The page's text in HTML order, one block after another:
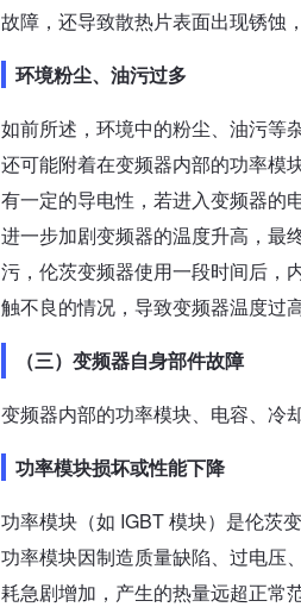
故障，还导致散热片表面出现锈蚀
环境粉尘、油污过多
如前所述，环境中的粉尘、油污等
还可能附着在变频器内部的功率模
有一定的导电性，若进入变频器的
进一步加剧变频器的温度升高，最
污，伦茨变频器使用一段时间后，
触不良的情况，导致变频器温度过
（三）变频器自身部件故障
变频器内部的功率模块、电容、冷
功率模块损坏或性能下降
功率模块（如 IGBT 模块）是伦茨
功率模块因制造质量缺陷、过电压
耗急剧增加，产生的热量远超正常